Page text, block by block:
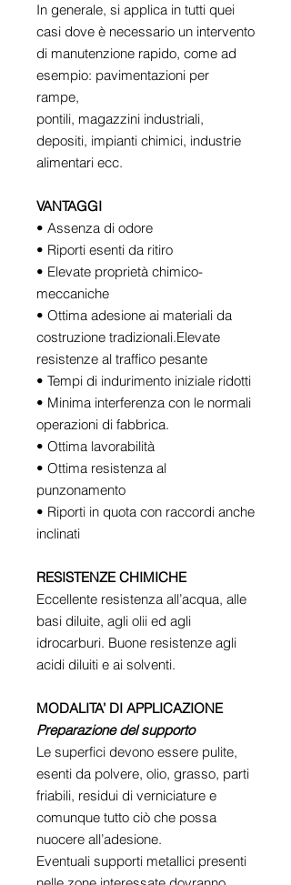
In generale, si applica in tutti quei
casi dove è necessario un intervento
di manutenzione rapido, come ad
esempio: pavimentazioni per
rampe,
pontili, magazzini industriali,
depositi, impianti chimici, industrie
alimentari ecc.
VANTAGGI
• Assenza di odore
• Riporti esenti da ritiro
• Elevate proprietà chimico-
meccaniche
• Ottima adesione ai materiali da
costruzione tradizionali.Elevate
resistenze al traffico pesante
• Tempi di indurimento iniziale ridotti
• Minima interferenza con le normali
operazioni di fabbrica.
• Ottima lavorabilità
• Ottima resistenza al
punzonamento
• Riporti in quota con raccordi anche
inclinati
RESISTENZE CHIMICHE
Eccellente resistenza all’acqua, alle
basi diluite, agli olii ed agli
idrocarburi. Buone resistenze agli
acidi diluiti e ai solventi.
MODALITA’ DI APPLICAZIONE
Preparazione del supporto
Le superfici devono essere pulite,
esenti da polvere, olio, grasso, parti
friabili, residui di verniciature e
comunque tutto ciò che possa
nuocere all’adesione.
Eventuali supporti metallici presenti